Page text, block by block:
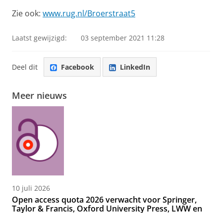
Zie ook: www.rug.nl/Broerstraat5
Laatst gewijzigd: 03 september 2021 11:28
Deel dit Facebook LinkedIn
Meer nieuws
10 juli 2026
Open access quota 2026 verwacht voor Springer,
Taylor & Francis, Oxford University Press, LWW en